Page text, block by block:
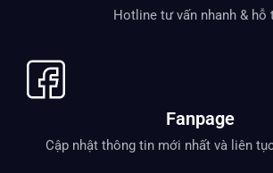
Hotline tư vấn nhanh & hỗ
Fanpage
Cập nhật thông tin mới nhất và liên